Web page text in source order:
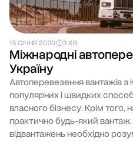
15 СІЧНЯ 2020 3 ХВ
Міжнародні
Україну
Автоперевезення вантажів
популярних і швидких
власного бізнесу. Крім того,
практично будь-який
відвантажень необхідно